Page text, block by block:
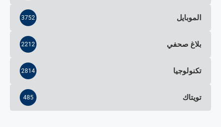
الموبايل 3752
بلاغ صحفي 2212
تكنولوجيا 2814
تويتاك 485